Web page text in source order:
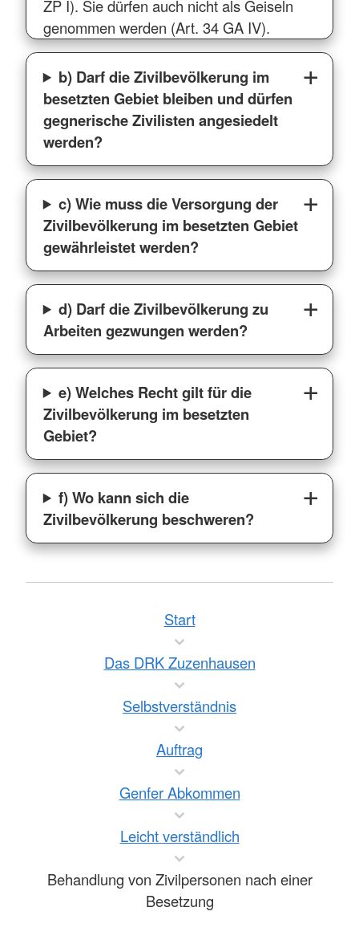
ZP I). Sie dürfen auch nicht als Geiseln
genommen werden (Art. 34 GA IV).
b) Darf die Zivilbevölkerung im
besetzten Gebiet bleiben und dürfen
gegnerische Zivilisten angesiedelt
werden?
c) Wie muss die Versorgung der
Zivilbevölkerung im besetzten Gebiet
gewährleistet werden?
d) Darf die Zivilbevölkerung zu
Arbeiten gezwungen werden?
e) Welches Recht gilt für die
Zivilbevölkerung im besetzten
Gebiet?
f) Wo kann sich die
Zivilbevölkerung beschweren?
Start
Das DRK Zuzenhausen
Selbstverständnis
Auftrag
Genfer Abkommen
Leicht verständlich
Behandlung von Zivilpersonen nach einer
Besetzung